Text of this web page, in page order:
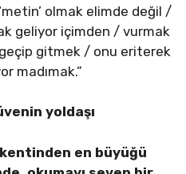
olmak elimde değil /
geliyor içimden / vurmak
gitmek / onu eriterek
madımak.”
yoldaşı
kentinden en büyüğü